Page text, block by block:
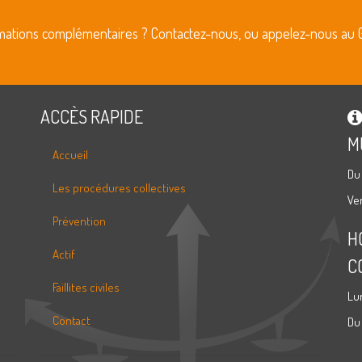
complémentaires ? Contactez-nous, ou appelez-nous au
ACCÈS RAPIDE
Accueil
Les procédures collectives
Prévention
Actif
Faillites civiles
Contact